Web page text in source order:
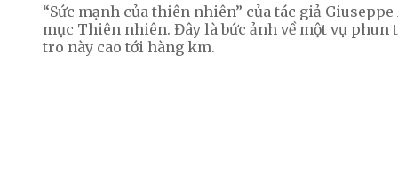
“Sức mạnh của thiên nhiên” của tác giả
mục Thiên nhiên. Đây là bức ảnh về một vụ phun
tro này cao tới hàng km.